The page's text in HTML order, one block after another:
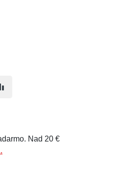
Nad 20 €